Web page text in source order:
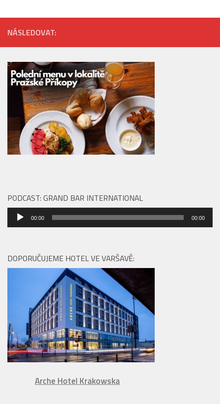
NÁSLEDOVAT:
PODCAST: GRAND BAR INTERNATIONAL
Audio
přehrávač
00:00 00:00
DOPORUČUJEME HOTEL VE VARŠAVĚ:
Arche Hotel Krakowska